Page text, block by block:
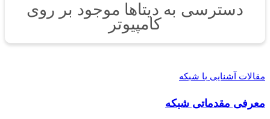
دسترسی به دیتاها موجود بر روی
کامپیوتر
مقالات آشنایی با شبکه
معرفی مقدماتی شبکه